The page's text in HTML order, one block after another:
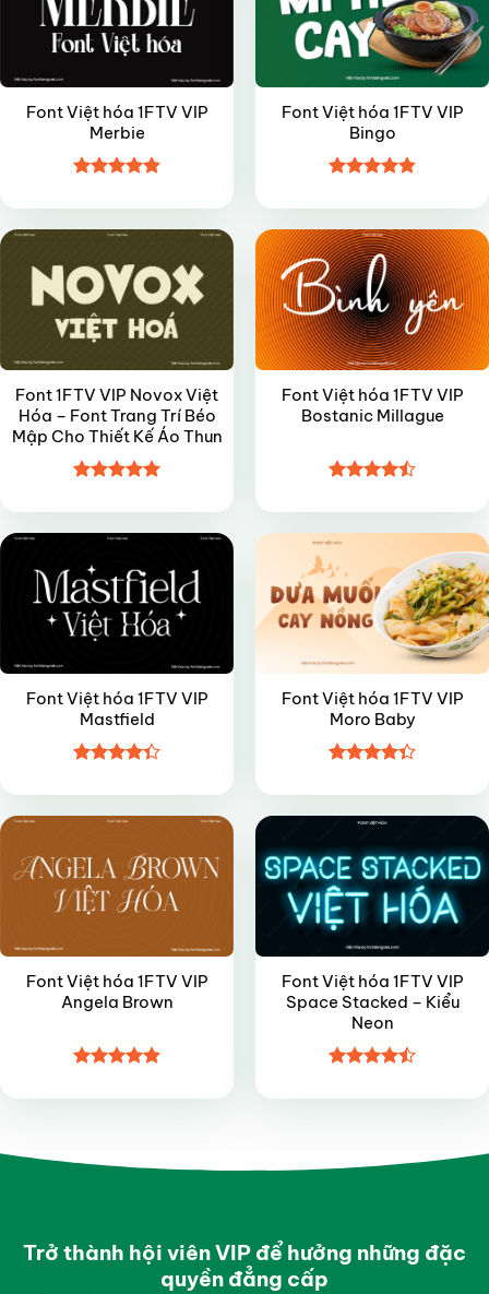
Font Việt hóa 1FTV VIP
Merbie
hạng4.85
5 sao
Font Việt hóa 1FTV VIP
Bingo
hạng4.85
5 sao
Font 1FTV VIP Novox Việt
Hóa – Font Trang Trí Béo
Mập Cho Thiết Kế Áo Thun
hạng4.95
5 sao
Font Việt hóa 1FTV VIP
Bostanic Millague
hạng4.5
5 sao
Font Việt hóa 1FTV VIP
Mastfield
hạng4.35
5 sao
Font Việt hóa 1FTV VIP
Moro Baby
hạng4.35
5 sao
Font Việt hóa 1FTV VIP
Angela Brown
hạng4.95
Font Việt hóa 1FTV VIP
Space Stacked – Kiểu
Neon
hạng4.45
Trở thành hội viên VIP để hưởng những đặc
quyền đẳng cấp